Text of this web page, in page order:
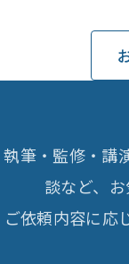
執筆・監修・講
談など、
ご依頼内容に応